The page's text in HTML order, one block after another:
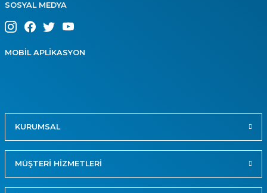
SOSYAL MEDYA
MOBİL APLİKASYON
KURUMSAL
MÜŞTERİ HİZMETLERİ